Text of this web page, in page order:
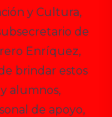
y Cultura,
de
Enríquez,
brindar estos
alumnos,
de apoyo,